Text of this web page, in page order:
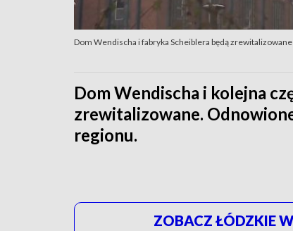
Dom Wendischa i fabryka Scheiblera będą
Dom Wendischa i kolejna
zrewitalizowane.
regionu.
ZOBACZ ŁÓDZKIE